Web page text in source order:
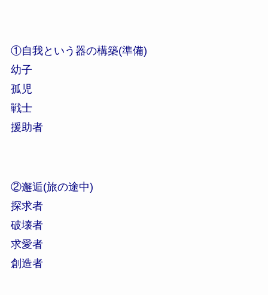
①自我という器の構築(準備)
幼子
孤児
戦士
援助者
②邂逅(旅の途中)
探求者
破壊者
求愛者
創造者